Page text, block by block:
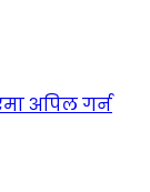
अपिल गर्न